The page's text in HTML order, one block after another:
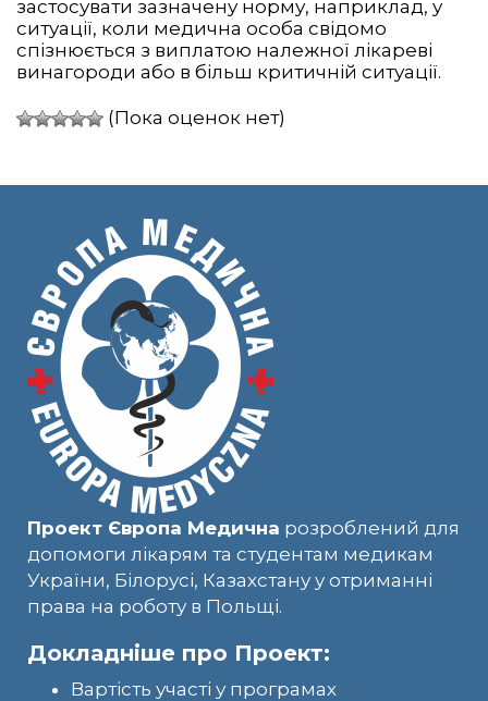
застосувати зазначену норму, наприклад, у
ситуації, коли медична особа свідомо
спізнюється з виплатою належної лікареві
винагороди або в більш критичній ситуації.
(Пока оценок нет)
Проект Європа Медична розроблений для
допомоги лікарям та студентам медикам
України, Білорусі, Казахстану у отриманні
права на роботу в Польщі.
Докладніше про Проект:
Вартість участі у програмах